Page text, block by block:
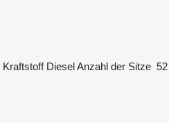
Kraftstoff DieselAnzahl der Sitze 52